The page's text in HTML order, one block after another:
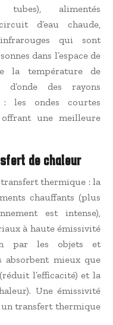
alimentés
d’eau chaude,
qui sont
dans l’espace de
la température de
d’onde des rayons
: les ondes courtes
une meilleure
de chaleur
thermique : la
chauffants (plus
est intense),
à haute émissivité
par les objets et
absorbent mieux que
l’efficacité) et la
Une émissivité
transfert thermique